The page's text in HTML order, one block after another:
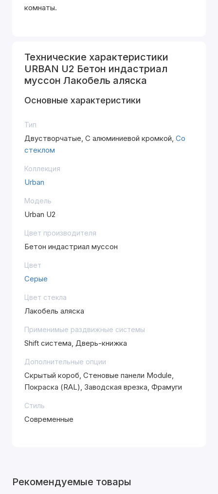
комнаты.
Технические характеристики
URBAN U2 Бетон индастриал
муссон Лакобель аляска
Основные характеристики
Тип
Двустворчатые, С алюминиевой кромкой, Со
стеклом
Коллекция
Urban
Модель
Urban U2
Цвет производителя
Бетон индастриал муссон
Цвет
Серые
Цвет стекла
Лакобель аляска
Применимые раздвижные системы
Shift система, Дверь-книжка
Дополнительные опции
Скрытый короб, Стеновые панели Module,
Покраска (RAL), Заводская врезка, Фрамуги
Стиль
Современные
Рекомендуемые товары